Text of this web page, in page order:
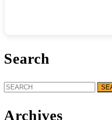
Search
Search
for:
Archives